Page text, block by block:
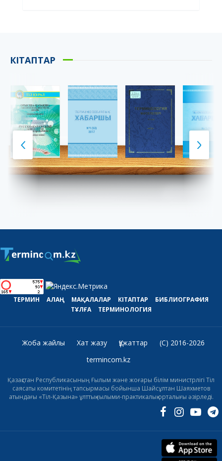
КІТАПТАР
ТЕРМИН АЛАҢ МАҚАЛАЛАР КІТАПТАР
БИБЛИОГРАФИЯ
ТҰЛҒА
ТЕРМИНОЛОГИЯ
Жоба жайлы Хат жазу Құжаттар
(C) 2016-2026
termincom.kz
Қазақстан Республикасының Ғылым және жоғары білім министрлігі Тіл
саясаты комитетінің тапсырмасы бойынша Шайсұлтан Шаяхметов
атындағы «Тіл-Қазына» ұлттық ғылыми-практикалық орталығы әзірледі.